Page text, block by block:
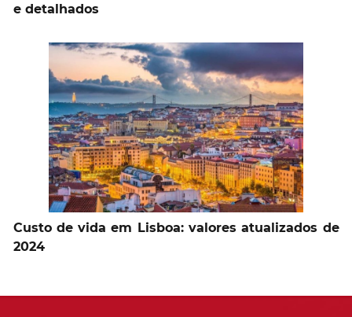
e detalhados
Custo de vida em Lisboa: valores atualizados de
2024